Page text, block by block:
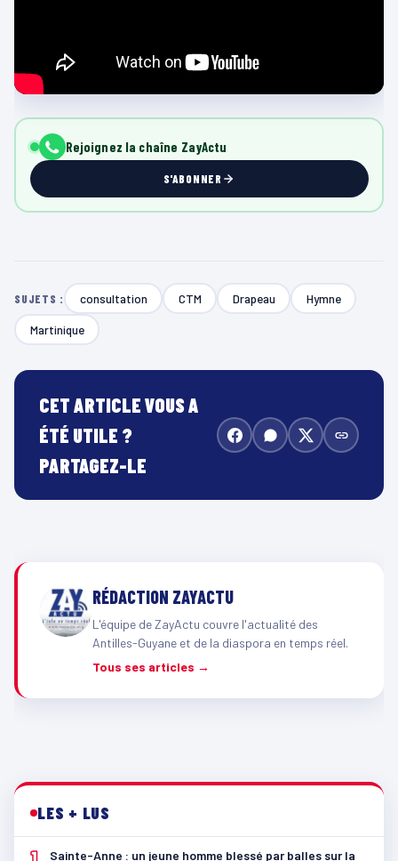
Rejoignez la chaîne ZayActu
S'ABONNER
SUJETS : consultation CTM Drapeau Hymne
Martinique
CET ARTICLE VOUS A
ÉTÉ UTILE ?
PARTAGEZ-LE
RÉDACTION ZAYACTU
L'équipe de ZayActu couvre l'actualité des
Antilles-Guyane et de la diaspora en temps réel.
Tous ses articles →
LES + LUS
Sainte-Anne : un jeune homme blessé par balles sur la